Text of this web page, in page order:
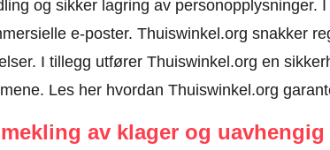
og sikker lagring av personopplysninger.
e-poster. Thuiswinkel.org snakker
I tillegg utfører Thuiswinkel.org en
Les her hvordan Thuiswinkel.org
av klager og